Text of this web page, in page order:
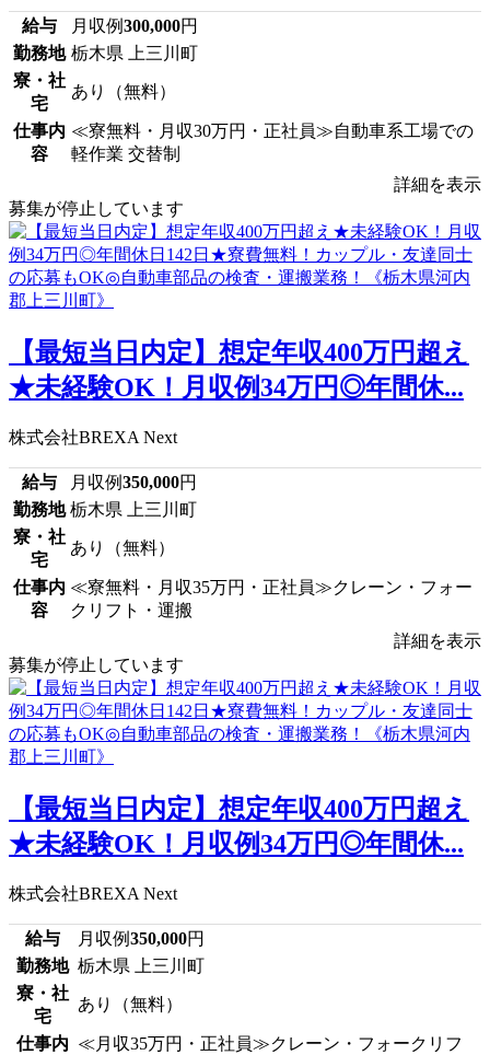
給与 月収例300,000円
勤務地 栃木県 上三川町
寮・社
宅
あり（無料）
仕事内
容
≪寮無料・月収30万円・正社員≫自動車系工場での
軽作業 交替制
詳細を表示
募集が停止しています
【最短当日内定】想定年収400万円超え
★未経験OK！月収例34万円◎年間休...
株式会社BREXA Next
給与 月収例350,000円
勤務地 栃木県 上三川町
寮・社
宅
あり（無料）
仕事内
容
≪寮無料・月収35万円・正社員≫クレーン・フォー
クリフト・運搬
詳細を表示
募集が停止しています
【最短当日内定】想定年収400万円超え
★未経験OK！月収例34万円◎年間休...
株式会社BREXA Next
給与 月収例350,000円
勤務地 栃木県 上三川町
寮・社
宅
あり（無料）
仕事内 ≪月収35万円・正社員≫クレーン・フォークリフ